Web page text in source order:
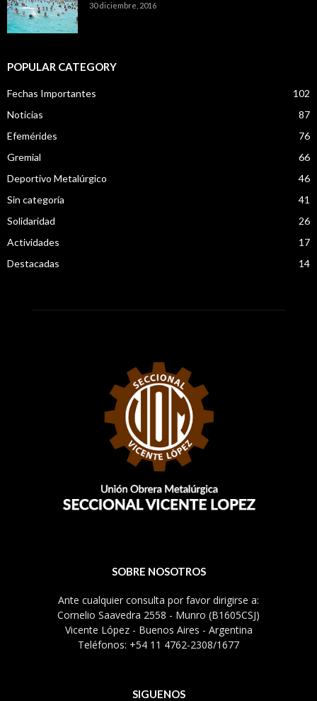
30 diciembre, 2016
POPULAR CATEGORY
Fechas Importantes
102
Noticias
87
Efemérides
76
Gremial
66
Deportivo Metalúrgico
46
Sin categoría
41
Solidaridad
26
Actividades
17
Destacadas
14
SOBRE NOSOTROS
Ante cualquier consulta por favor dirigirse a:
Cornelio Saavedra 2558 - Munro (B1605CSJ)
Vicente López - Buenos Aires - Argentina
Teléfonos: +54 11 4762-2308/1677
SIGUENOS